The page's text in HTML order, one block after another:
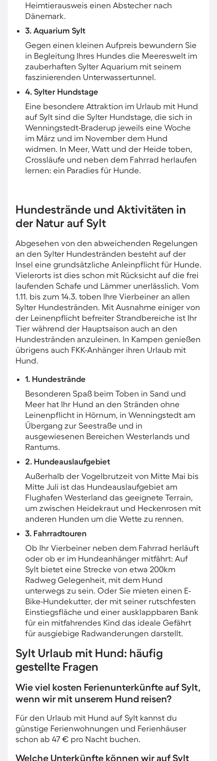
Heimtierausweis einen Abstecher nach
Dänemark.
3. Aquarium Sylt
Gegen einen kleinen Aufpreis bewundern Sie
in Begleitung Ihres Hundes die Meereswelt im
zauberhaften Sylter Aquarium mit seinem
faszinierenden Unterwassertunnel.
4. Sylter Hundstage
Eine besondere Attraktion im Urlaub mit Hund
auf Sylt sind die Sylter Hundstage, die sich in
Wenningstedt-Braderup jeweils eine Woche
im März und im November dem Hund
widmen. In Meer, Watt und der Heide toben,
Crossläufe und neben dem Fahrrad herlaufen
lernen: ein Paradies für Hunde.
Hundestrände und Aktivitäten in
der Natur auf Sylt
Abgesehen von den abweichenden Regelungen
an den Sylter Hundestränden besteht auf der
Insel eine grundsätzliche Anleinpflicht für Hunde.
Vielerorts ist dies schon mit Rücksicht auf die frei
laufenden Schafe und Lämmer unerlässlich. Vom
1.11. bis zum 14.3. toben Ihre Vierbeiner an allen
Sylter Hundestränden. Mit Ausnahme einiger von
der Leinenpflicht befreiter Strandbereiche ist Ihr
Tier während der Hauptsaison auch an den
Hundestränden anzuleinen. In Kampen genießen
übrigens auch FKK-Anhänger ihren Urlaub mit
Hund.
1. Hundestrände
Besonderen Spaß beim Toben in Sand und
Meer hat Ihr Hund an den Stränden ohne
Leinenpflicht in Hörnum, in Wenningstedt am
Übergang zur Seestraße und in
ausgewiesenen Bereichen Westerlands und
Rantums.
2. Hundeauslaufgebiet
Außerhalb der Vogelbrutzeit von Mitte Mai bis
Mitte Juli ist das Hundeauslaufgebiet am
Flughafen Westerland das geeignete Terrain,
um zwischen Heidekraut und Heckenrosen mit
anderen Hunden um die Wette zu rennen.
3. Fahrradtouren
Ob Ihr Vierbeiner neben dem Fahrrad herläuft
oder ob er im Hundeanhänger mitfährt: Auf
Sylt bietet eine Strecke von etwa 200km
Radweg Gelegenheit, mit dem Hund
unterwegs zu sein. Oder Sie mieten einen E-
Bike-Hundekutter, der mit seiner rutschfesten
Einstiegsfläche und einer ausklappbaren Bank
für ein mitfahrendes Kind das ideale Gefährt
für ausgiebige Radwanderungen darstellt.
Sylt Urlaub mit Hund: häufig
gestellte Fragen
Wie viel kosten Ferienunterkünfte auf Sylt,
wenn wir mit unserem Hund reisen?
Für den Urlaub mit Hund auf Sylt kannst du
günstige Ferienwohnungen und Ferienhäuser
schon ab 47 € pro Nacht buchen.
Welche Unterkünfte können wir auf Sylt